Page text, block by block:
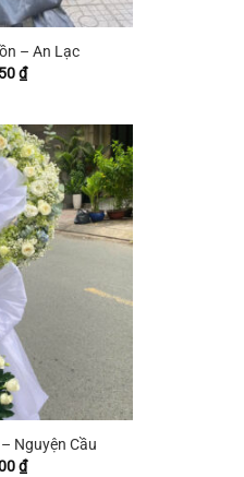
– An Lạc
₫
Nguyện Cầu
₫